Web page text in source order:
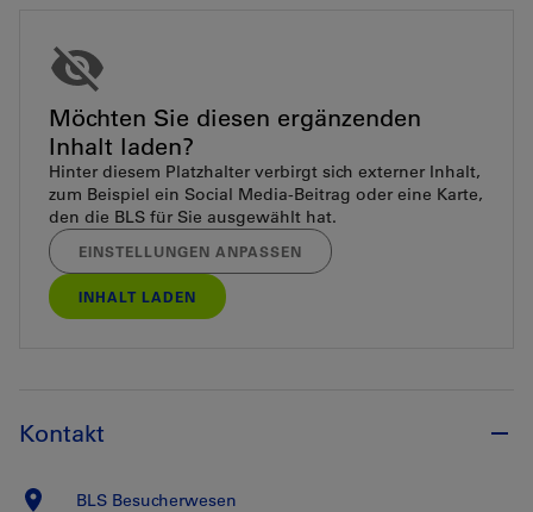
Möchten Sie diesen ergänzenden
Inhalt laden?
Hinter diesem Platzhalter verbirgt sich externer Inhalt,
zum Beispiel ein Social Media-Beitrag oder eine Karte,
den die BLS für Sie ausgewählt hat.
EINSTELLUNGEN ANPASSEN
INHALT LADEN
Kontakt
BLS Besucherwesen